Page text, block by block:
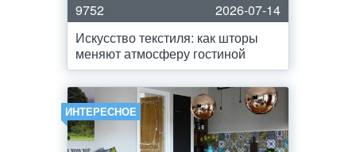
9752
2026-07-14
Искусство текстиля: как шторы
меняют атмосферу гостиной
ИНТЕРЕСНОЕ